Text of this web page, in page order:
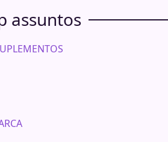
assuntos